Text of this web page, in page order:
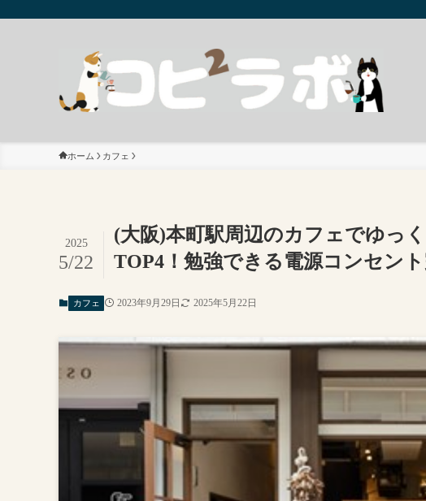
ホーム カフェ
(大阪)本町駅周辺のカフェでゆっ
TOP4！勉強できる電源コンセン
2025
5/22
カフェ 2023年9月29日 2025年5月22日